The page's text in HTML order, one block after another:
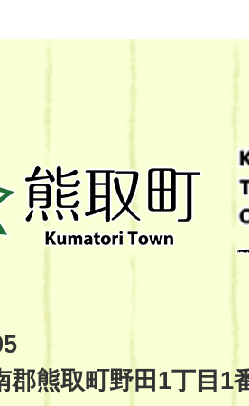
郡熊取町野田1丁目1